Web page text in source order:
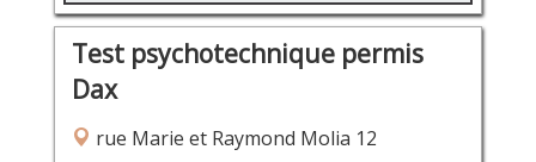
Test psychotechnique permis
Dax
rue Marie et Raymond Molia 12